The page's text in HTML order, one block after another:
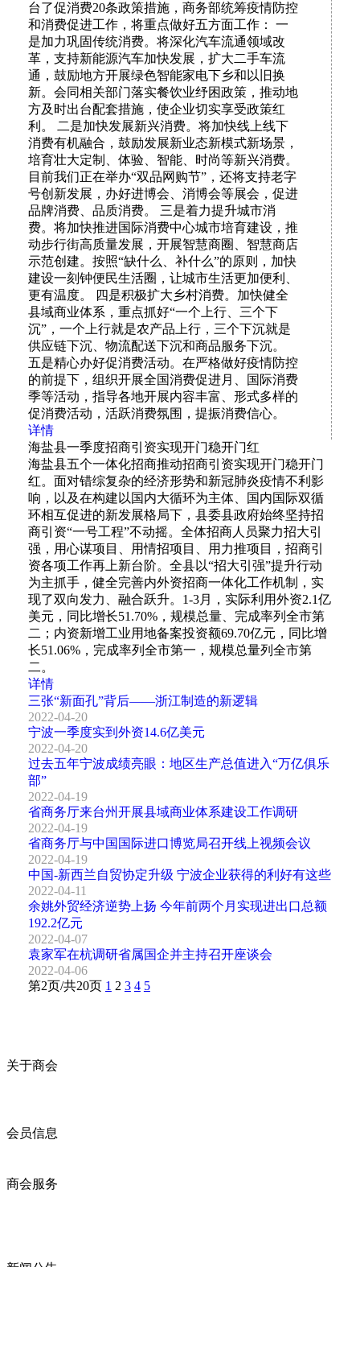
台了促消费20条政策措施，商务部统筹疫情防控
和消费促进工作，将重点做好五方面工作： 一
是加力巩固传统消费。将深化汽车流通领域改
革，支持新能源汽车加快发展，扩大二手车流
通，鼓励地方开展绿色智能家电下乡和以旧换
新。会同相关部门落实餐饮业纾困政策，推动地
方及时出台配套措施，使企业切实享受政策红
利。 二是加快发展新兴消费。将加快线上线下
消费有机融合，鼓励发展新业态新模式新场景，
培育壮大定制、体验、智能、时尚等新兴消费。
目前我们正在举办“双品网购节”，还将支持老字
号创新发展，办好进博会、消博会等展会，促进
品牌消费、品质消费。 三是着力提升城市消
费。将加快推进国际消费中心城市培育建设，推
动步行街高质量发展，开展智慧商圈、智慧商店
示范创建。按照“缺什么、补什么”的原则，加快
建设一刻钟便民生活圈，让城市生活更加便利、
更有温度。 四是积极扩大乡村消费。加快健全
县域商业体系，重点抓好“一个上行、三个下
沉”，一个上行就是农产品上行，三个下沉就是
供应链下沉、物流配送下沉和商品服务下沉。
五是精心办好促消费活动。在严格做好疫情防控
的前提下，组织开展全国消费促进月、国际消费
季等活动，指导各地开展内容丰富、形式多样的
促消费活动，活跃消费氛围，提振消费信心。
详情
海盐县一季度招商引资实现开门稳开门红
海盐县五个一体化招商推动招商引资实现开门稳开门
红。面对错综复杂的经济形势和新冠肺炎疫情不利影
响，以及在构建以国内大循环为主体、国内国际双循
环相互促进的新发展格局下，县委县政府始终坚持招
商引资“一号工程”不动摇。全体招商人员聚力招大引
强，用心谋项目、用情招项目、用力推项目，招商引
资各项工作再上新台阶。全县以“招大引强”提升行动
为主抓手，健全完善内外资招商一体化工作机制，实
现了双向发力、融合跃升。1-3月，实际利用外资2.1亿
美元，同比增长51.70%，规模总量、完成率列全市第
二；内资新增工业用地备案投资额69.70亿元，同比增
长51.06%，完成率列全市第一，规模总量列全市第
二。
详情
三张“新面孔”背后——浙江制造的新逻辑
2022-04-20
宁波一季度实到外资14.6亿美元
2022-04-20
过去五年宁波成绩亮眼：地区生产总值进入“万亿俱乐
部”
2022-04-19
省商务厅来台州开展县域商业体系建设工作调研
2022-04-19
省商务厅与中国国际进口博览局召开线上视频会议
2022-04-19
中国-新西兰自贸协定升级 宁波企业获得的利好有这些
2022-04-11
余姚外贸经济逆势上扬 今年前两个月实现进出口总额
192.2亿元
2022-04-07
袁家军在杭调研省属国企并主持召开座谈会
2022-04-06
第2页/共20页 1 2 3 4 5
关于商会
会员信息
商会服务
新闻公告